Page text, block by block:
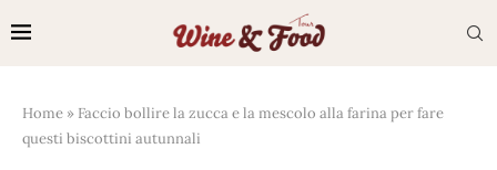
Home » Faccio bollire la zucca e la mescolo alla farina per fare
questi biscottini autunnali